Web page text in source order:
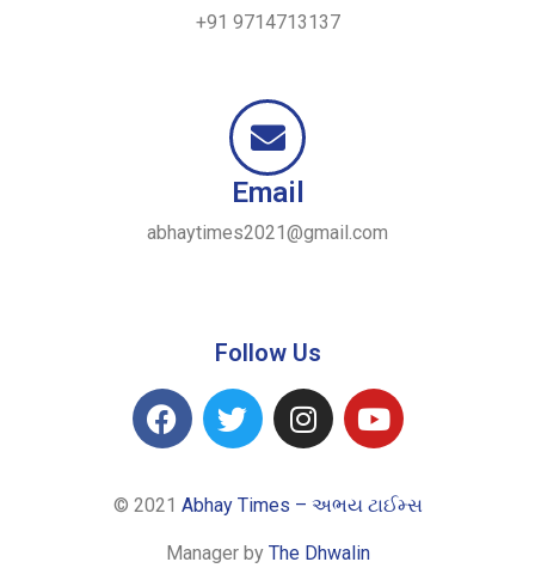
+91 9714713137
Email
abhaytimes2021@gmail.com
Follow Us
© 2021 Abhay Times – અભય ટાઈમ્સ
Manager by The Dhwalin